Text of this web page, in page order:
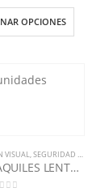
OPCIONES
VISUAL,SEGURIDAD INDUSTRIAL
GAFA KIM AQUILES LENTE CLARO